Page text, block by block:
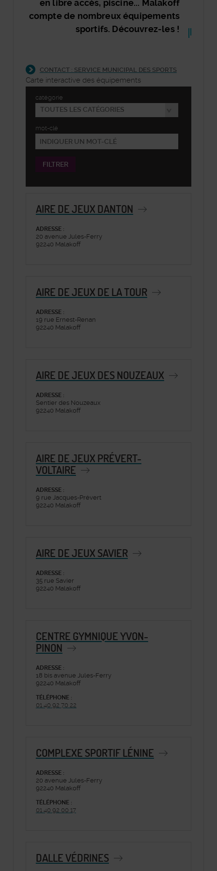
en libre accès, piscine... Malakoff
compte de nombreux équipements
sportifs. Découvrez-les !
Index
Colonne
Centrale
CONTACT : SERVICE MUNICIPAL DES SPORTS
Carte interactive des équipements
Filtrer
les
catégorie
TOUTES LES CATÉGORIES
mot-clé
AIRE DE JEUX DANTON
ADRESSE :
20 avenue Jules-Ferry
92240 Malakoff
AIRE DE JEUX DE LA TOUR
ADRESSE :
19 rue Ernest-Renan
92240 Malakoff
AIRE DE JEUX DES NOUZEAUX
ADRESSE :
Sentier des Nouzeaux
92240 Malakoff
AIRE DE JEUX PRÉVERT-
VOLTAIRE
ADRESSE :
9 rue Jacques-Prévert
92240 Malakoff
AIRE DE JEUX SAVIER
ADRESSE :
35 rue Savier
92240 Malakoff
CENTRE GYMNIQUE YVON-
PINON
ADRESSE :
18 bis avenue Jules-Ferry
92240 Malakoff
TÉLÉPHONE :
01 40 92 70 22
COMPLEXE SPORTIF LÉNINE
ADRESSE :
20 avenue Jules-Ferry
92240 Malakoff
TÉLÉPHONE :
01 40 92 00 17
DALLE VÉDRINES